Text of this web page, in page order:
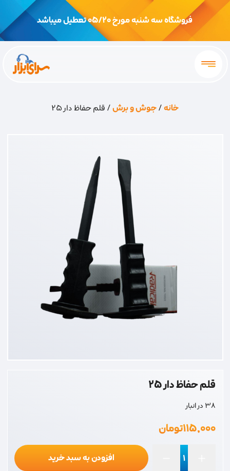
فروشگاه سه شنبه مورخ 05/20 تعطیل میباشد
خانه/جوش و برش/ قلم حفاظ دار 25
قلم حفاظ دار 25
38 در انبار
۱۱۵,۰۰۰تومان
افزودن به سبد خرید